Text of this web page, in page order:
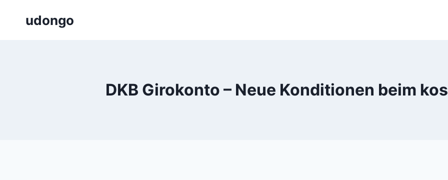
udongo
DKB Girokonto – Neue Konditionen beim